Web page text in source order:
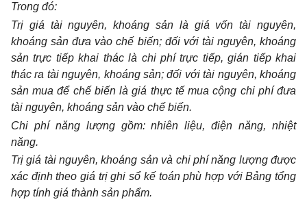
Trong đó:
Trị giá tài nguyên, khoáng sản là giá vốn tài nguyên,
khoáng sản đưa vào chế biến; đối với tài nguyên, khoáng
sản trực tiếp khai thác là chi phí trực tiếp, gián tiếp khai
thác ra tài nguyên, khoáng sản; đối với tài nguyên, khoáng
sản mua để chế biến là giá thực tế mua cộng chi phí đưa
tài nguyên, khoáng sản vào chế biến.
Chi phí năng lượng gồm: nhiên liệu, điện năng, nhiệt
năng.
Trị giá tài nguyên, khoáng sản và chi phí năng lượng được
xác định theo giá trị ghi sổ kế toán phù hợp với Bảng tổng
hợp tính giá thành sản phẩm.